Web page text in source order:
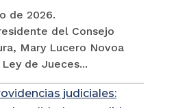
de 2026.
del Consejo
Mary Lucero Novoa
de Jueces...
judiciales: